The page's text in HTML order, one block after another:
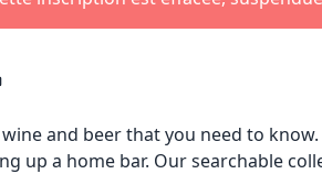
and beer that you need to
up a home bar. Our searchable